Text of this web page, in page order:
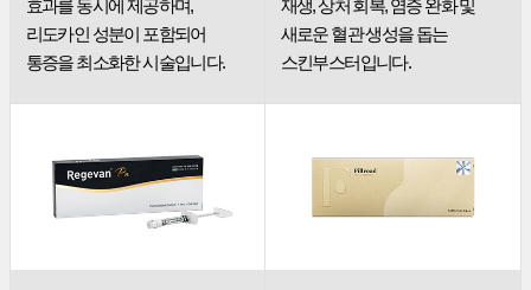
효과를 동시에 제공하며,
리도카인 성분이 포함되어
통증을 최소화한 시술입니다.
재생, 상처 회복, 염증 완화 및
새로운혈관 생성을 돕는
스킨부스터입니다.